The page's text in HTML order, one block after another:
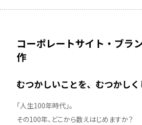
コーポレートサイト・ブラ
作
むつかしいことを、むつかしく
「人生100年時代」。
その100年、どこから数えはじめますか？